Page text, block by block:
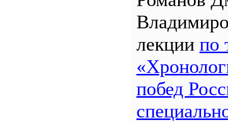
лекции по
побед